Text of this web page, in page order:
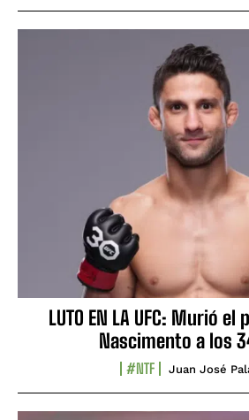
LUTO EN LA UFC: Murió el
Nascimento a los
#NTF Juan José